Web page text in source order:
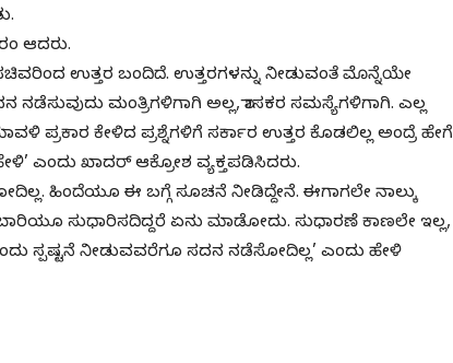
ಆದರು‌.
ಸಚಿವರಿಂದ ಉತ್ತರ ಬಂದಿದೆ. ಉತ್ತರಗಳನ್ನು ನೀಡುವಂತೆ ಮೊನ್ನೆಯೇ
ನಡೆಸುವುದು ಮಂತ್ರಿಗಳಿಗಾಗಿ ಅಲ್ಲ, ಶಾಸಕರ ಸಮಸ್ಯೆಗಳಿಗಾಗಿ. ಎಲ್ಲ
ಪ್ರಕಾರ ಕೇಳಿದ ಪ್ರಶ್ನೆಗಳಿಗೆ ಸರ್ಕಾರ ಉತ್ತರ ಕೊಡಲಿಲ್ಲ ಅಂದ್ರೆ ಹೇಗೆ
ಎಂದು ಖಾದರ್ ಆಕ್ರೋಶ ವ್ಯಕ್ತಪಡಿಸಿದರು.
ಹಿಂದೆಯೂ ಈ ಬಗ್ಗೆ ಸೂಚನೆ ನೀಡಿದ್ದೇನೆ. ಈಗಾಗಲೇ ನಾಲ್ಕು
ಸುಧಾರಿಸದಿದ್ದರೆ ಏನು ಮಾಡೋದು. ಸುಧಾರಣೆ ಕಾಣಲೇ ಇಲ್ಲ,
ಸ್ಪಷ್ಟನೆ ನೀಡುವವರೆಗೂ ಸದನ ನಡೆಸೋದಿಲ್ಲ’ ಎಂದು ಹೇಳಿ